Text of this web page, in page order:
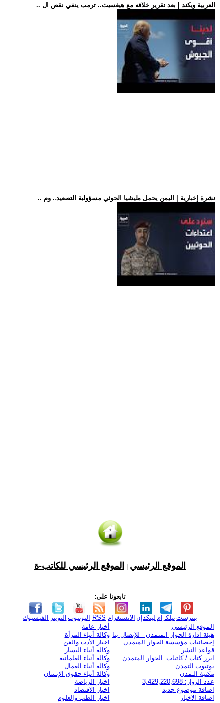
.. العربية ويكند | بعد تقرير خلافه مع هيغسيث.. ترمب ينفي نقص ال
.. نشرة إخبارية | اليمن يحمل مليشيا الحوثي مسؤولية التصعيد.. وم
الموقع الرئيسي الموقع الرئيسي للكاتب-ة
تابعونا على:
الفيسبوك التويتر اليوتيوب RSS الانستغرام لينكدإن تيلكرامبنترست
الموقع الرئيسي
هيئة ادارة الحوار المتمدن - للإتصال بنا
إحصائيات مؤسسة الحوار المتمدن
قواعد النشر
ابرز كتاب / كاتبات الحوار المتمدن
يوتيوب التمدن
مكتبة التمدن
عدد الزوار: 3,429,220,698
اضافة موضوع جديد
اضافة الاخبار
أخبار عامة
وكالة أنباء المرأة
اخبار الأدب والفن
وكالة أنباء اليسار
وكالة أنباء العلمانية
وكالة أنباء العمال
وكالة أنباء حقوق الإنسان
اخبار الرياضة
اخبار الاقتصاد
اخبار الطب والعلوم